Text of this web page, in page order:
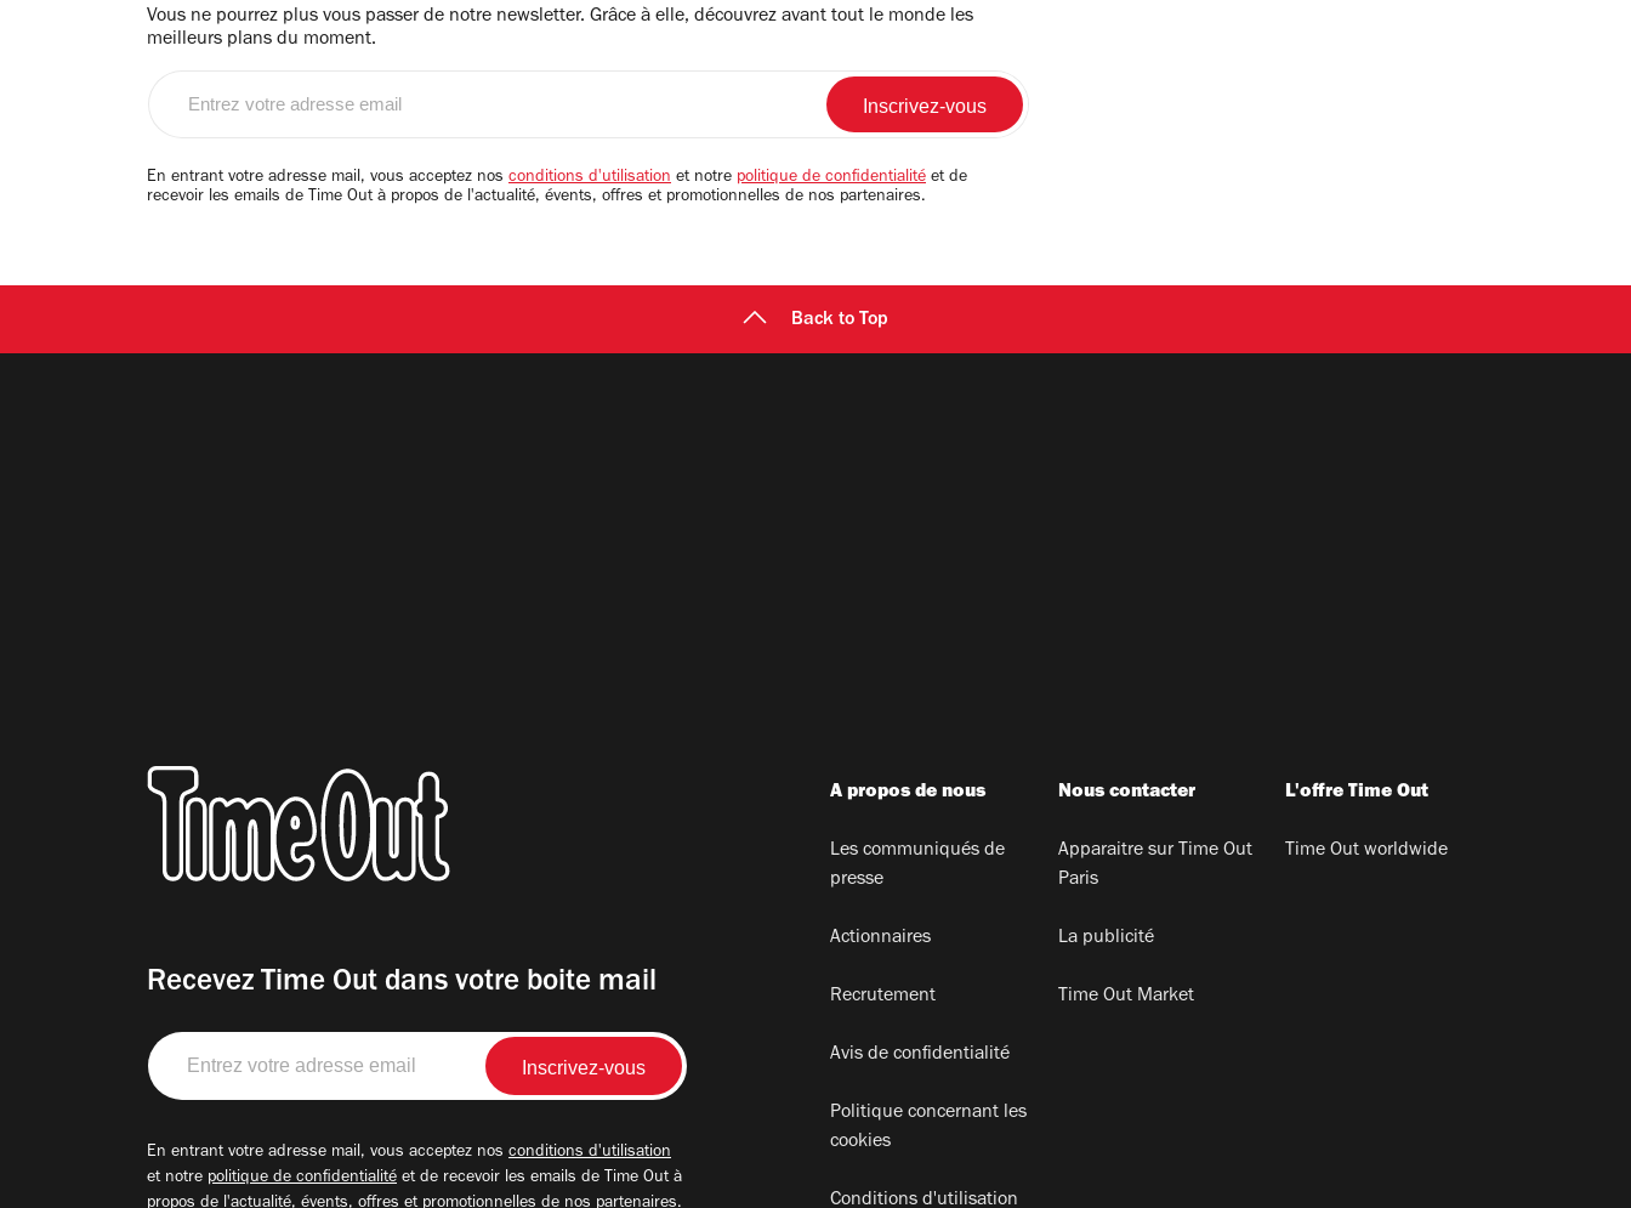
Vous ne pourrez plus vous passer de notre newsletter. Grâce à elle, découvrez avant tout le monde les
meilleurs plans du moment.
email
En entrant votre adresse mail, vous acceptez nos conditions d'utilisation et notre politique de confidentialité et de
recevoir les emails de Time Out à propos de l'actualité, évents, offres et promotionnelles de nos partenaires.
Back to Top
Recevez Time Out dans votre boite mail
Entrez
votre
adresse
En entrant votre adresse mail, vous acceptez nos conditions d'utilisation
et notre politique de confidentialité et de recevoir les emails de Time Out à
propos de l'actualité, évents, offres et promotionnelles de nos partenaires.
A propos de nous
Les communiqués de
presse
Actionnaires
Recrutement
Avis de confidentialité
Politique concernant les
cookies
Conditions d'utilisation
Nous contacter
Apparaitre sur Time Out
Paris
La publicité
Time Out Market
L'offre Time Out
Time Out worldwide